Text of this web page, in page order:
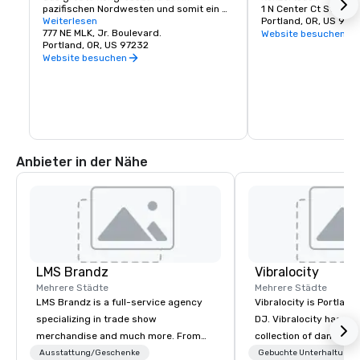
pazifischen Nordwesten und somit ein
idealer Ort für Veranstaltungen jeder
Größe — von Kongressen und
Branchenmessen bis hin zu Tagungen,
Auktionen und privaten Empfängen.
Weiterlesen
777 NE MLK, Jr. Boulevard.
Portland, OR, US 97232
Website besuchen
1 N Center Ct Street
Portland, OR, US
Website besuchen
Anbieter in der Nähe
LMS Brandz
Mehrere Städte
LMS Brandz is a full-service agency
specializing in trade show
merchandise and much more. From
booth giveaways and branded apparel
Ausstattung/Geschenke
Vibralocity
Mehrere Städte
Vibralocity is
DJ. Vibralocity has an
collection of dance
to fit any
Gebuchte Unterhaltung